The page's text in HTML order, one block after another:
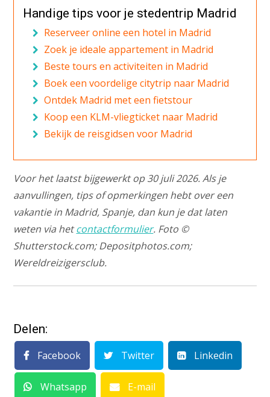
Handige tips voor je stedentrip Madrid
Reserveer online een hotel in Madrid
Zoek je ideale appartement in Madrid
Beste tours en activiteiten in Madrid
Boek een voordelige citytrip naar Madrid
Ontdek Madrid met een fietstour
Koop een KLM-vliegticket naar Madrid
Bekijk de reisgidsen voor Madrid
Voor het laatst bijgewerkt op 30 juli 2026. Als je
aanvullingen, tips of opmerkingen hebt over een
vakantie in Madrid, Spanje, dan kun je dat laten
weten via hetcontactformulier. Foto ©
Shutterstock.com; Depositphotos.com;
Wereldreizigersclub.
Delen:
Facebook Twitter Linkedin
Whatsapp E-mail